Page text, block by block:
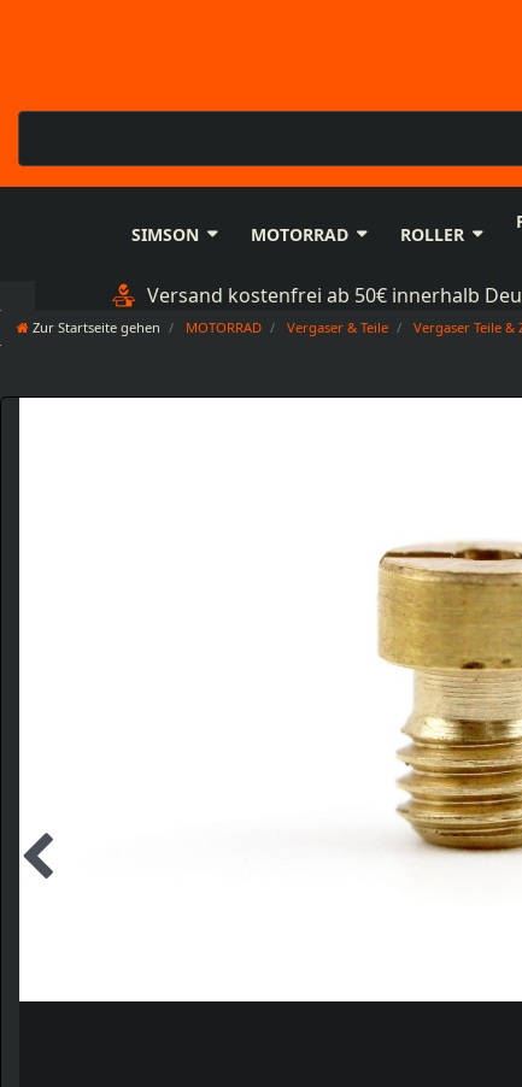
SIMSON MOTORRAD ROLLER
Versand kostenfrei ab 50€ innerhalb
Zur Startseite gehen MOTORRAD Vergaser & Teile Vergaser Teile &